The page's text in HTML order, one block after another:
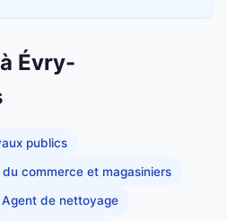
Évry-
publics
commerce et magasiniers
Agent de nettoyage